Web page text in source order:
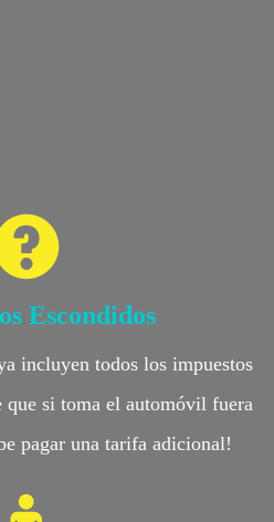
Escondidos
incluyen todos los impuestos
si toma el automóvil fuera
pagar una tarifa adicional!